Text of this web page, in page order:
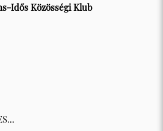
Idős Közösségi Klub